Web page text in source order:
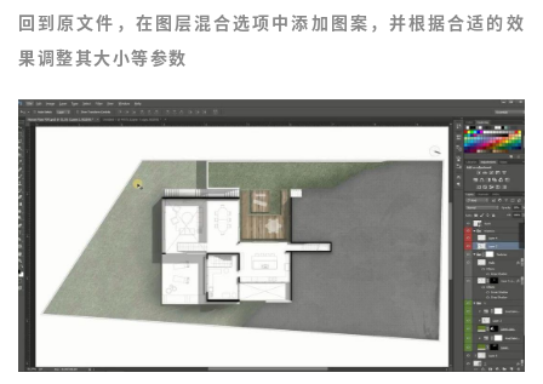
回到原文件，在图层混合选项中添加图案，并根据合适的效
果调整其大小等参数